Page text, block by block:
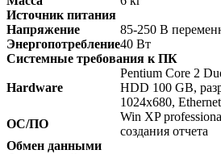
Источник питания
Напряжение
85-250 В
Энергопотребление40 Вт
Системные требования к ПК
Hardware
Pentium Core 2
HDD 100 GB,
1024x680,
ОС/ПО
Win XP
создания отчета
Обмен данными